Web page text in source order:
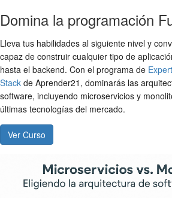
Domina la programación
Lleva tus habilidades al siguiente nivel y
capaz de construir cualquier tipo de
hasta el backend. Con el programa de
Stack de Aprender21, dominarás las
software, incluyendo microservicios y
últimas tecnologías del mercado.
Ver Curso